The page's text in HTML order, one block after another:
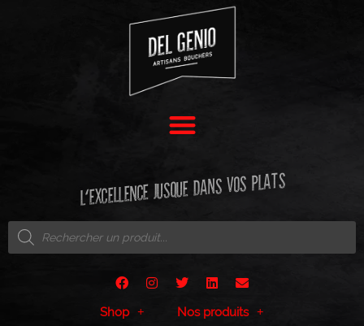
L'EXCELLENCE JUSQUE DANS VOS PLATS
Shop Nos produits